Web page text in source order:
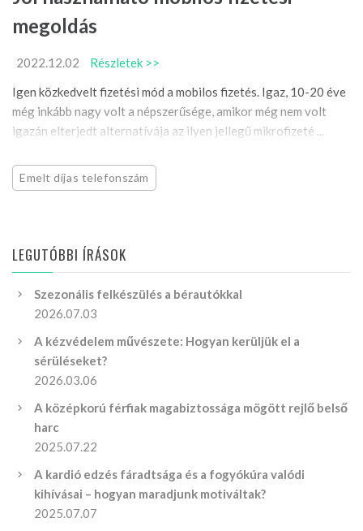
megoldás
2022.12.02
Részletek >>
Igen közkedvelt fizetési mód a mobilos fizetés. Igaz, 10-20 éve
még inkább nagy volt a népszerűsége, amikor még nem volt
igazán elterjedt alternatívája az ilyen jellegű mikrofizeté ...
Emelt díjas telefonszám
LEGUTÓBBI ÍRÁSOK
Szezonális felkészülés a bérautókkal
2026.07.03
A kézvédelem művészete: Hogyan kerüljük el a
sérüléseket?
2026.03.06
A középkorú férfiak magabiztossága mögött rejlő belső
harc
2025.07.22
A kardió edzés fáradtsága és a fogyókúra valódi
kihívásai – hogyan maradjunk motiváltak?
2025.07.07